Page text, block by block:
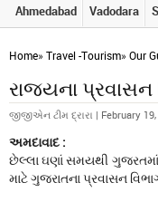
Ahmedabad
Vadodara
Home»Travel -Tourism»Our
રાજ્યના
જીજીએન ટીમ દ્રારા | February
અમદાવાદ :
છેલ્લા ઘણાં સમયથી
માટે ગુજરાતના પ્રવાસન